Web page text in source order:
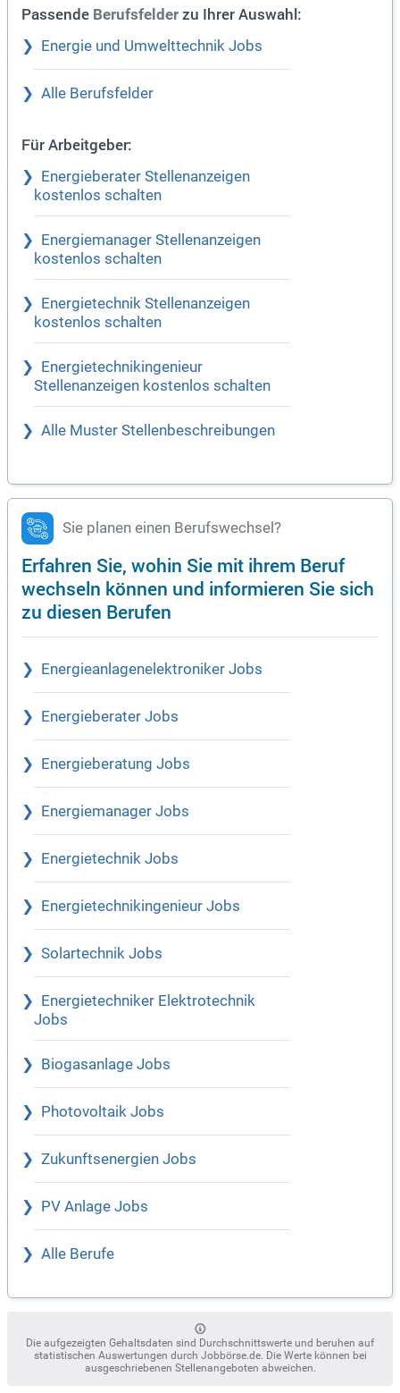
Passende Berufsfelder zu Ihrer Auswahl:
Energie und Umwelttechnik Jobs
Alle Berufsfelder
Für Arbeitgeber:
Energieberater Stellenanzeigen
kostenlos schalten
Energiemanager Stellenanzeigen
kostenlos schalten
Energietechnik Stellenanzeigen
kostenlos schalten
Energietechnikingenieur
Stellenanzeigen kostenlos schalten
Alle Muster Stellenbeschreibungen
Sie planen einen Berufswechsel?
Erfahren Sie, wohin Sie mit ihrem Beruf
wechseln können und informieren Sie sich
zu diesen Berufen
Energieanlagenelektroniker Jobs
Energieberater Jobs
Energieberatung Jobs
Energiemanager Jobs
Energietechnik Jobs
Energietechnikingenieur Jobs
Solartechnik Jobs
Energietechniker Elektrotechnik
Jobs
Biogasanlage Jobs
Photovoltaik Jobs
Zukunftsenergien Jobs
PV Anlage Jobs
Alle Berufe
Die aufgezeigten Gehaltsdaten sind Durchschnittswerte und beruhen auf
statistischen Auswertungen durch Jobbörse.de. Die Werte können bei
ausgeschriebenen Stellenangeboten abweichen.